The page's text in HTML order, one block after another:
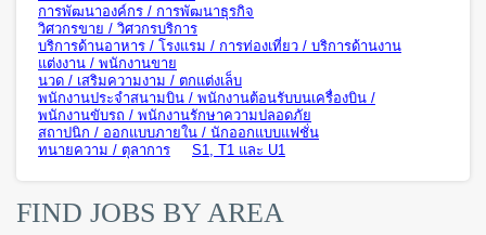
การพัฒนาองค์กร / การพัฒนาธุรกิจ
วิศวกรขาย / วิศวกรบริการ
บริการด้านอาหาร / โรงแรม / การท่องเที่ยว / บริการด้านงาน
แต่งงาน / พนักงานขาย
นวด / เสริมความงาม / ตกแต่งเล็บ
พนักงานประจำสนามบิน / พนักงานต้อนรับบนเครื่องบิน /
พนักงานขับรถ / พนักงานรักษาความปลอดภัย
สถาปนิก / ออกแบบภายใน / นักออกแบบแฟชั่น
ทนายความ / ตุลาการ
S1, T1 และ U1
FIND JOBS BY AREA